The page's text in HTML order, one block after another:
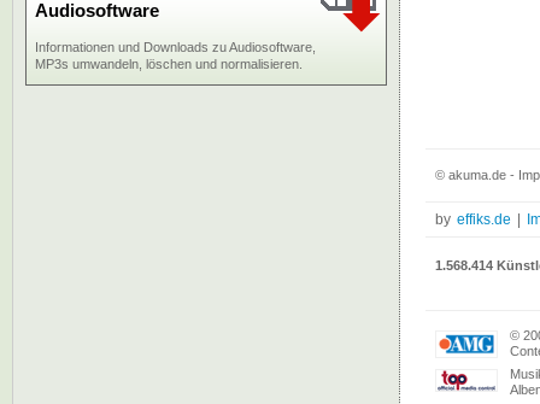
Audiosoftware
Informationen und Downloads zu Audiosoftware,
MP3s umwandeln, löschen und normalisieren.
© akuma.de -
by effiks.de
1.568.414
©